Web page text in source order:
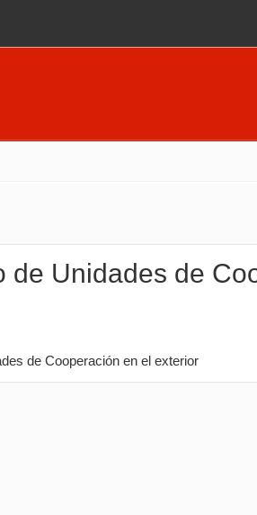
de Unidades de
de Cooperación en el exterior